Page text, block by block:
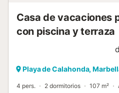
Casa de vacaciones
con piscina y terraza
Playa de Calahonda,
4 pers. 2 dormitorios 107 m²